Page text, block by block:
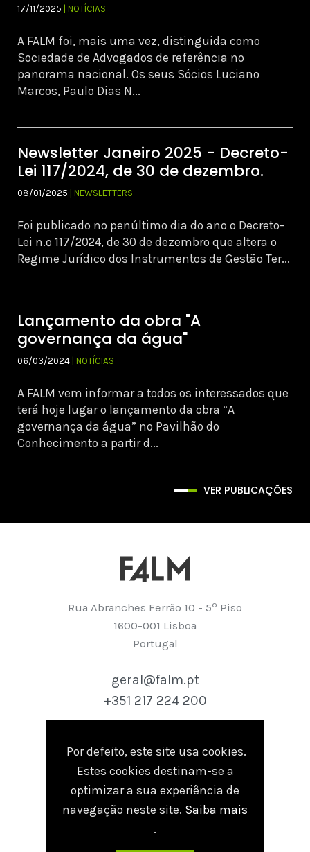
17/11/2025 | NOTÍCIAS
A FALM foi, mais uma vez, distinguida como
Sociedade de Advogados de referência no
panorama nacional. Os seus Sócios Luciano
Marcos, Paulo Dias N...
Newsletter Janeiro 2025 - Decreto-
Lei 117/2024, de 30 de dezembro.
08/01/2025 | NEWSLETTERS
Foi publicado no penúltimo dia do ano o Decreto-
Lei n.º 117/2024, de 30 de dezembro que altera o
Regime Jurídico dos Instrumentos de Gestão Ter...
Lançamento da obra "A
governança da água"
06/03/2024 | NOTÍCIAS
A FALM vem informar a todos os interessados que
terá hoje lugar o lançamento da obra “A
governança da água” no Pavilhão do
Conhecimento a partir d...
VER PUBLICAÇÕES
Rua Abranches Ferrão 10 - 5º Piso
1600-001 Lisboa
Portugal
geral@falm.pt
+351 217 224 200
seguir Linkedin
Por defeito, este site usa cookies.
Estes cookies destinam-se a
optimizar a sua experiência de
navegação neste site. Saiba mais
.